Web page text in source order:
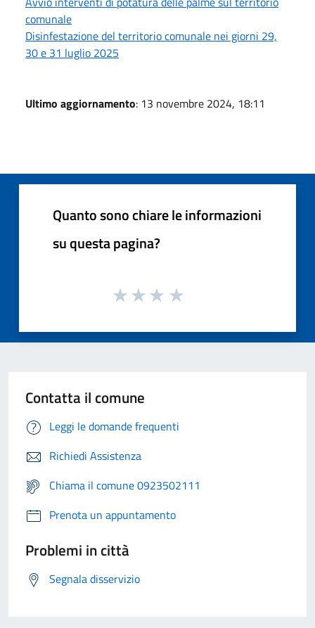
comunale
Disinfestazione del territorio comunale nei giorni 29,
30 e 31 luglio 2025
Ultimo aggiornamento: 13 novembre 2024, 18:11
Quanto sono chiare le informazioni
su questa pagina?
Contatta il comune
Leggi le domande frequenti
Richiedi Assistenza
Chiama il comune 0923502111
Prenota un appuntamento
Problemi in città
Segnala disservizio